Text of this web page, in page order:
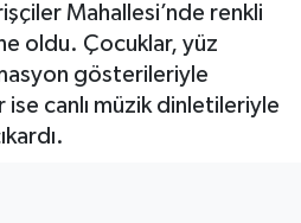
Mahallesi’nde renkli
oldu. Çocuklar, yüz
gösterileriyle
canlı müzik dinletileriyle